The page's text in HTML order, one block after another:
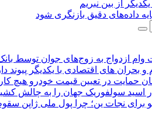
های اقتصادی با یکدیگر پیوند
حمایت در تعیین قیمت خودرو هیچ
اسید سولفوریک جهان را به چالش
برای نجات ین؛ چرا پول ملی ژاپن